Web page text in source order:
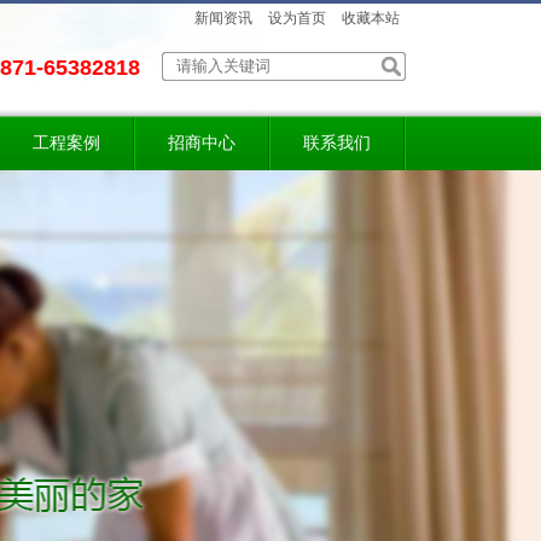
新闻资讯 设为首页 收藏本站
65382818
工程案例 招商中心 联系我们